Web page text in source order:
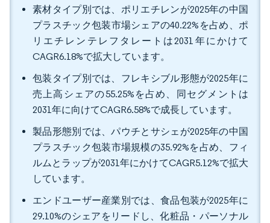
素材タイプ別では、ポリエチレンが2025年の中国
プラスチック包装市場シェアの40.22%を占め、ポ
リエチレンテレフタレートは2031年にかけて
CAGR6.18%で拡大しています。
包装タイプ別では、フレキシブル形態が2025年に
売上高シェアの55.25%を占め、同セグメントは
2031年に向けてCAGR6.58%で成長しています。
製品形態別では、パウチとサシェが2025年の中国
プラスチック包装市場規模の35.92%を占め、フィ
ルムとラップが2031年にかけてCAGR5.12%で拡大
しています。
エンドユーザー産業別では、食品包装が2025年に
29.10%のシェアをリードし、化粧品・パーソナル